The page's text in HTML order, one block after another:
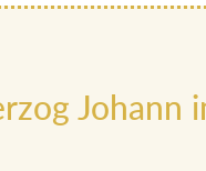
Johann